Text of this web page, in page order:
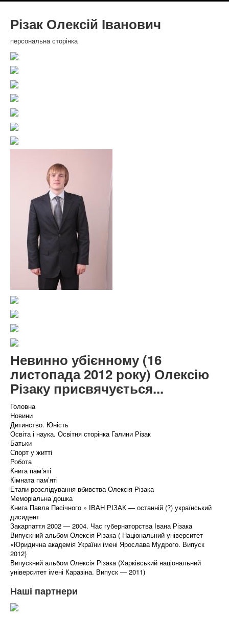
Різак Олексій Іванович
персональна сторінка
Невинно убієнному (16
листопада 2012 року) Олексію
Різаку присвячується...
Головна
Новини
Дитинство. Юність
Освіта і наука. Освітня сторінка Галини Різак
Батьки
Спорт у житті
Робота
Книга пам’яті
Кімната пам’яті
Етапи розслідування вбивства Олексія Різака
Меморіальна дошка
Книга Павла Пасічного » ІВАН РІЗАК — останній (?) український
дисидент
Закарпаття 2002 — 2004. Час губернаторства Івана Різака
Випускний альбом Олексія Різака ( Національний університет
«Юридична академія України імені Ярослава Мудрого. Випуск
2012)
Випускний альбом Олексія Різака (Харківський національний
університет імені Каразіна. Випуск — 2011)
Наші партнери